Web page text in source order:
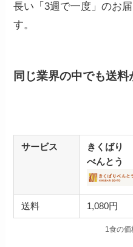
長い「3週で一度」のお
す。
同じ業界の中でも送料
サービス
きくばり
べんとう
送料 1,080円
1食の価